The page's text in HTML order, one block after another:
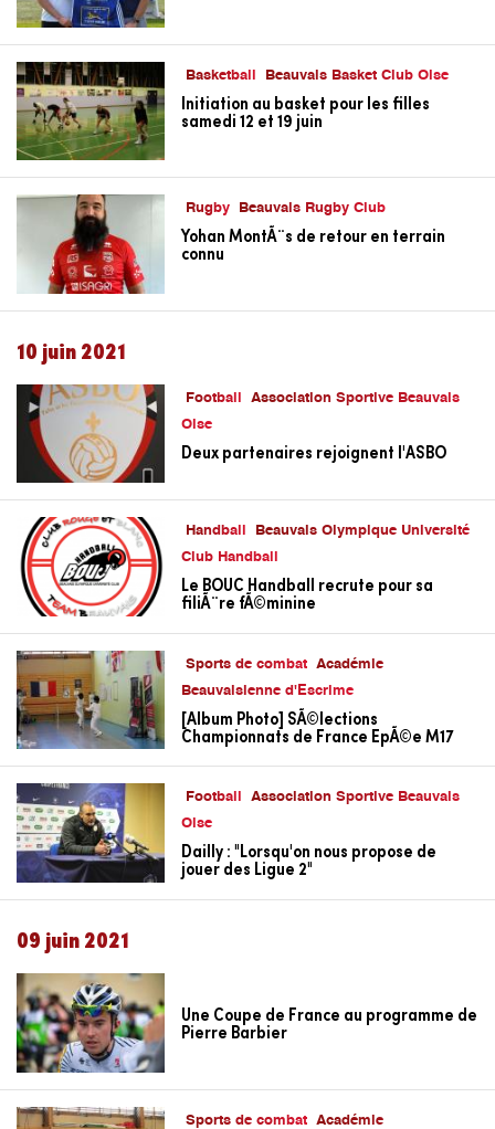
Basketball Beauvais Basket Club Oise
Initiation au basket pour les filles
samedi 12 et 19 juin
Rugby Beauvais Rugby Club
Yohan MontÃ¨s de retour en terrain
connu
10 juin 2021
Football
Association Sportive Beauvais
Oise
Deux partenaires rejoignent l'ASBO
Handball
Beauvais Olympique Université
Club Handball
Le BOUC Handball recrute pour sa
filiÃ¨re fÃ©minine
Sports de combat
Académie
Beauvaisienne d'Escrime
[Album Photo] SÃ©lections
Championnats de France EpÃ©e M17
Football
Association Sportive Beauvais
Oise
Dailly : "Lorsqu'on nous propose de
jouer des Ligue 2"
09 juin 2021
Une Coupe de France au programme de
Pierre Barbier
Sports de combat
Académie